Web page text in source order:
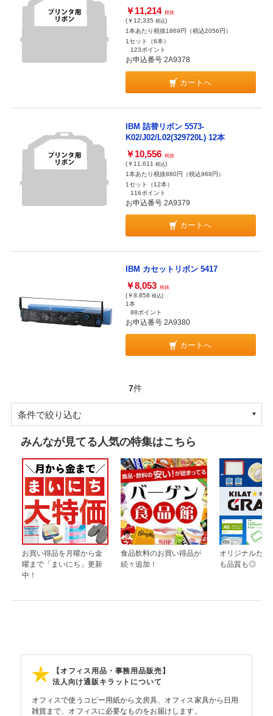
￥11,214 税抜
(￥12,335 税込)
1本あたり税抜1869円（税込2056円）
1セット（6本）
123ポイント
お申込番号 2A9378
カートへ
IBM 詰替リボン 5573-
K02/J02/L02(329720L) 12本
￥10,556 税抜
(￥11,611 税込)
1本あたり税抜880円（税込968円）
1セット（12本）
116ポイント
お申込番号 2A9379
カートへ
IBM カセットリボン 5417
￥8,053 税抜
(￥8,858 税込)
1本
88ポイント
お申込番号 2A9380
カートへ
7件
条件で絞り込む
みんなが見てる人気の特集はこちら
お買い得品を月曜から金
曜まで「まいにち」更新
中！
食品飲料のお買い得品が
続々追加！
オリジナルだか
も品質も◎
【オフィス用品・事務用品販売】
法人向け通販キラットについて
オフィスで使うコピー用紙から文房具、オフィス家具から日用
雑貨まで、オフィスに必要なものをお届けします。